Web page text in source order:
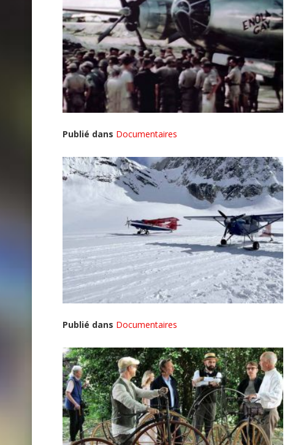
Publié dans Documentaires
Publié dans Documentaires